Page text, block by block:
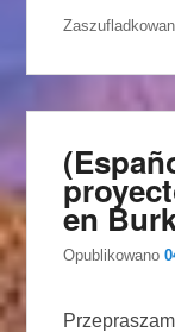
en
Opublikowano